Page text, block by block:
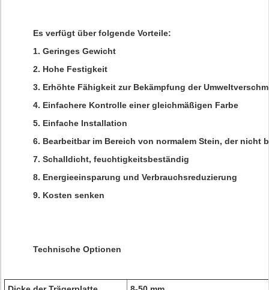
Es verfügt über folgende Vorteile:
1. Geringes Gewicht
2. Hohe Festigkeit
3. Erhöhte Fähigkeit zur Bekämpfung der
4. Einfachere Kontrolle einer gleichmäßigen Farbe
5. Einfache Installation
6. Bearbeitbar im Bereich von normalem Stein, der nicht
7. Schalldicht, feuchtigkeitsbeständig
8. Energieeinsparung und Verbrauchsreduzierung
9. Kosten senken
Technische Optionen